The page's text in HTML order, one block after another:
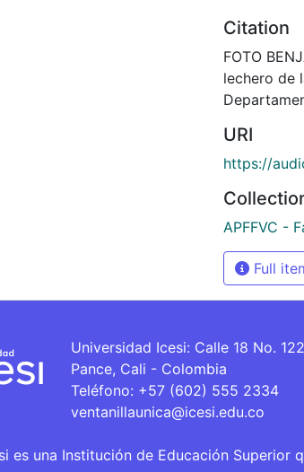
Citation
FOTO
lechero de
URI
https://
APFFVC -
Full
Universidad Icesi: Calle 18 No.
Pance, Cali - Colombia
Teléfono: +57 (602) 555 2334
ventanillaunica@icesi.edu.co
es una Institución de Educación Superior